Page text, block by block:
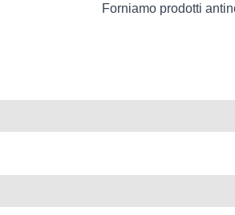
Forniamo prodotti